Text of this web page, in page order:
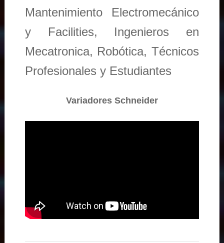
Mantenimiento Electromecánico
y Facilities, Ingenieros en
Mecatronica, Robótica, Técnicos
Profesionales y Estudiantes
Variadores Schneider